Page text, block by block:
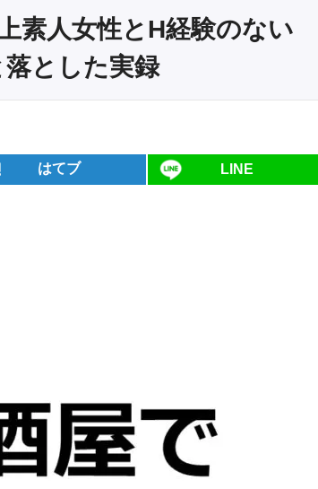
素人女性とH経験のない
とした実録
はてブ LINE